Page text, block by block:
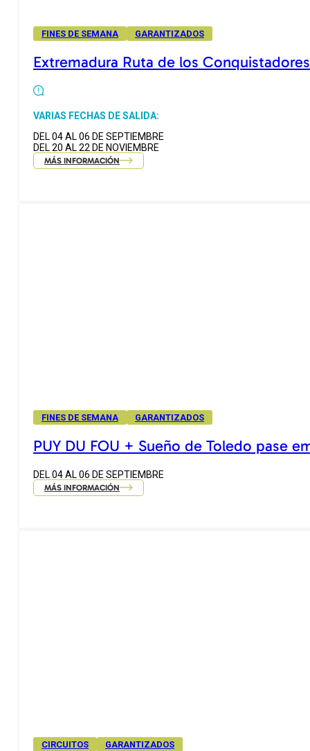
FINES DE SEMANA GARANTIZADOS
Extremadura Ruta de los Conquistadores
VARIAS FECHAS DE SALIDA:
DEL 04 AL 06 DE SEPTIEMBRE
DEL 20 AL 22 DE NOVIEMBRE
MÁS INFORMACIÓN
FINES DE SEMANA GARANTIZADOS
PUY DU FOU + Sueño de Toledo pase
DEL 04 AL 06 DE SEPTIEMBRE
MÁS INFORMACIÓN
CIRCUITOS GARANTIZADOS